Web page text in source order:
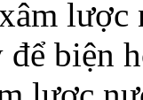
biện